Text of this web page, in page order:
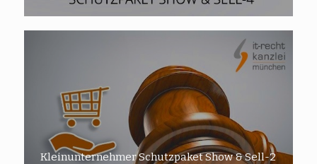
Kleinunternehmer Schutzpaket Show & Sell-2